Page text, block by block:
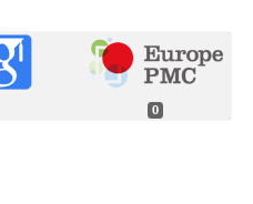
0